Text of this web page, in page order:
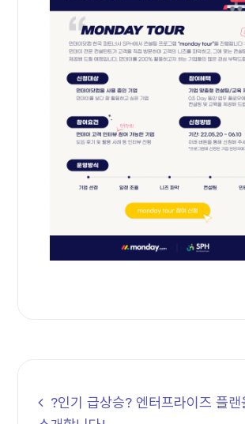
내비게이션
?인기 급상승? 엔터프라이즈 플랜